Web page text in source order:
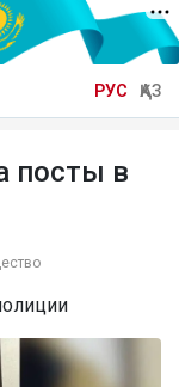
РУС ҚАЗ
посты в